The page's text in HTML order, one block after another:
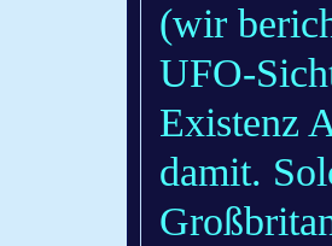
(wir
UFO-
Existenz
damit.